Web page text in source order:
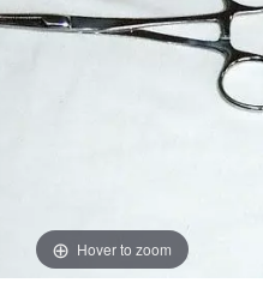
Hover to zoom